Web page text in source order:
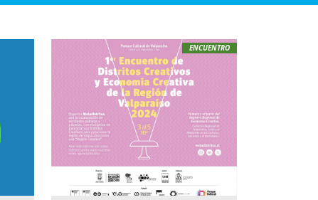
ENCUENTRO